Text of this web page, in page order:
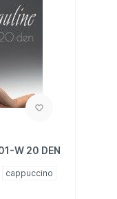
W 20 DEN
cappuccino